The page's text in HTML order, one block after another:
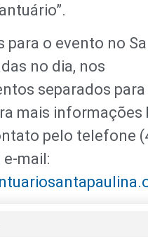
para o evento no
no dia, nos
separados
mais informações
pelo telefone
e-mail: